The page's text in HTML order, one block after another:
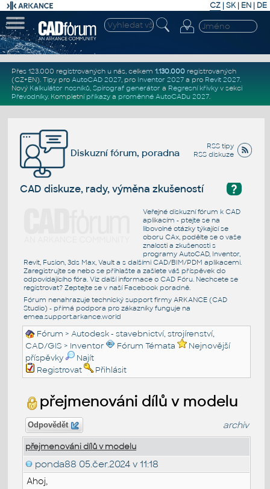
CZ | SK| EN | DE
Přes 123.000 registrovaných u nás, celkem 1.130.000registrovaných
(CZ+EN). Tipy pro AutoCAD 2027, pro Inventor 2027a pro Revit 2027.
Nový Kalkulátor nosníků, Spirograf generátor a Regresní křivkyv sekci
Převodníky. Kompletní příkazya proměnné AutoCADu 2027.
RSS tipy
RSS diskuze
Diskuzní fórum, poradna
?
CAD diskuze, rady, výměna zkušeností
Veřejné diskuzní fórum k CAD
aplikacím - ptejte se na
libovolné otázky týkající se
oboru CAx, podělte se o vaše
znalosti a zkušenosti s
programy AutoCAD, Inventor,
Revit, Fusion, 3ds Max, Vault a s dalšími CAD/BIM/PDM aplikacemi.
Zaregistrujte se nebo se přihlašte a zašlete váš příspěvek do
odpovídajícího fóra. Viz další informace o CAD Fóru. Nechcete se
registrovat? Zeptejte se v naší Facebook poradně.
Fórum nenahrazuje technický support firmy ARKANCE (CAD
Studio) - přímá podpora pro zákazníky funguje na
emea.support.arkance.world
Fórum >Autodesk - stavebnictví, strojírenství,
CAD/GIS > Inventor Fórum Témata
Nejnovější
příspěvky
Najít
Registrovat
Přihlásit
přejmenováni dílů v modelu
Odpovědět archiv
přejmenováni dílů v modelu
ponda88 05.čer.2024 v 11:18
Ahoj,